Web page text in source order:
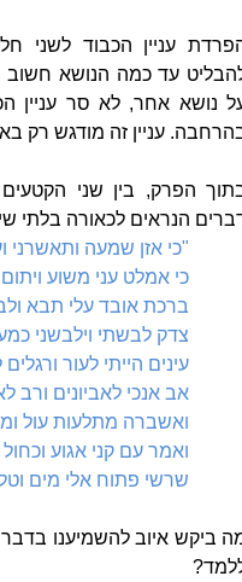
עניין הכבוד לשני
עד כמה הנושא חשוב
נושא אחר, לא סר עניין
עניין זה מודגש רק
הפרק, בין שני הקטעים
הנראים לכאורה בלתי
"כי אזן שמעה ותאשרני
כי אמלט עני משוע ויתום
ברכת אובד עלי תבא
צדק לבשתי וילבשני
עינים הייתי לעור
אב אנכי לאביונים ורב
ואשברה מתלעות עול
ואמר עם קני אגוע
שרשי פתוח אלי מים וטל
ביקש איוב להשמיענו